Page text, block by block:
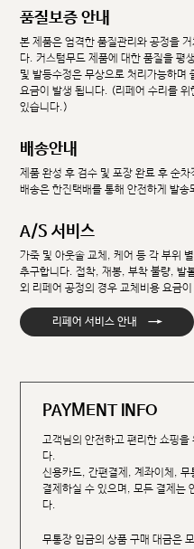
품질보증 안내
본 제품은 엄격한 품질관리와 공정을
다. 커스텀무드 제품에 대한 품질을 평
및 발등수정은 무상으로 처리가능하며
요금이 발생 됩니다. (리페어 수리를
있습니다.)
배송안내
제품 완성 후 검수 및 포장 완료 후 순차
배송은 한진택배를 통해 안전하게 발
A/S 서비스
가죽 및 아웃솔 교체, 케어 등 각 부위
추구합니다. 접착, 재봉, 부착 불량, 발
외 리페어 공정의 경우 교체비용 요금
리페어 서비스 안내 →
PAYMENT INFO
고객님의 안전하고 편리한 쇼핑을
다.
신용카드, 간편결제, 계좌이체, 무
결제하실 수 있으며, 모든 결제는
다.
무통장 입금의 상품 구매 대금은